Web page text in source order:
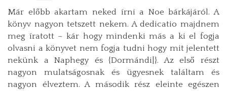
Már előbb akartam neked írni a Noe bárkájáról. A
könyv nagyon tetszett nekem. A dedicatio majdnem
meg íratott – kár hogy mindenki más a ki el fogja
olvasni a könyvet nem fogja tudni hogy mit jelentett
nekünk a Naphegy és {Dormándi|}. Az első részt
nagyon mulatságosnak és ügyesnek találtam és
nagyon élveztem. A második rész eleinte egészen